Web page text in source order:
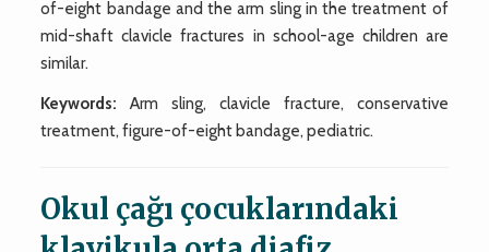
of-eight bandage and the arm sling in the treatment of
mid-shaft clavicle fractures in school-age children are
similar.
Keywords: Arm sling, clavicle fracture, conservative
treatment, figure-of-eight bandage, pediatric.
Okul çağı çocuklarındaki